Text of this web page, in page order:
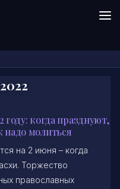
году: когда празднуют,
надо молиться
на 2 июня – когда
Торжество
православных